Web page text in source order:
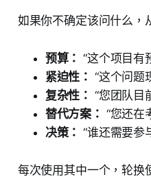
如果你不确定该问什么，
预算： “这个项目有
紧迫性： “这个问题
复杂性： “您团队目
替代方案： “您还在
决策： “谁还需要参
每次使用其中一个，轮换